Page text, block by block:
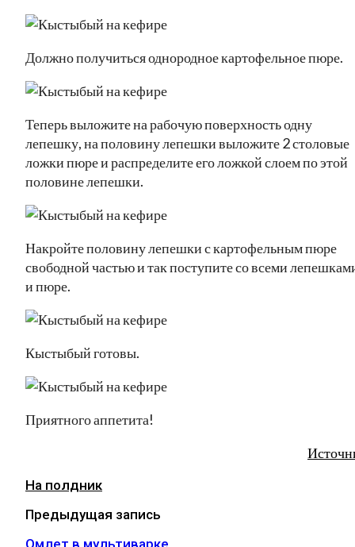
Должно получиться однородное картофельное пюре.
Теперь выложите на рабочую поверхность одну
лепешку, на половину лепешки выложите 2 столовые
ложки пюре и распределите его ложкой слоем по этой
половине лепешки.
Накройте половину лепешки с картофельным пюре
свободной частью и так поступите со всеми
и пюре.
Кыстыбый готовы.
Приятного аппетита!
На полдник
Предыдущая запись
Омлет в мультиварке